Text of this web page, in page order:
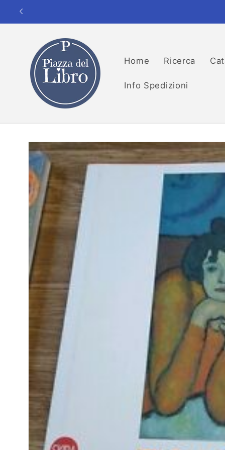
direttamente
ai contenuti
Home Ricerca
Info Spedizioni
Passa alle
informazioni
sul prodotto